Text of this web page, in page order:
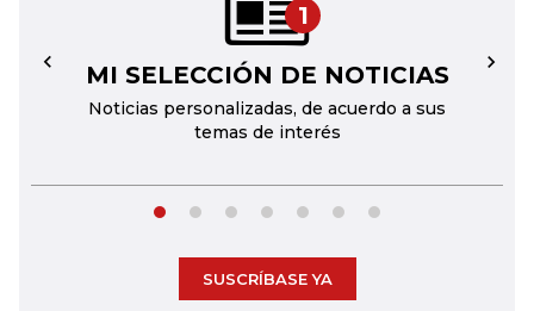
1
MI SELECCIÓN DE NOTICIAS
Noticias personalizadas, de acuerdo a sus
temas de interés
← →
SUSCRÍBASE YA